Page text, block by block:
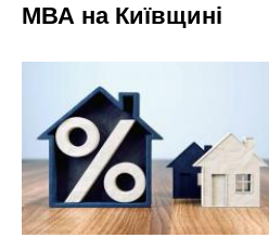
МВА на Київщині